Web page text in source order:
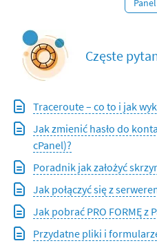
Częste
Traceroute – co to i jak
Jak zmienić hasło do
cPanel)?
Poradnik jak założyć
Jak połączyć się z
Jak pobrać PRO FORMĘ z
Przydatne pliki i